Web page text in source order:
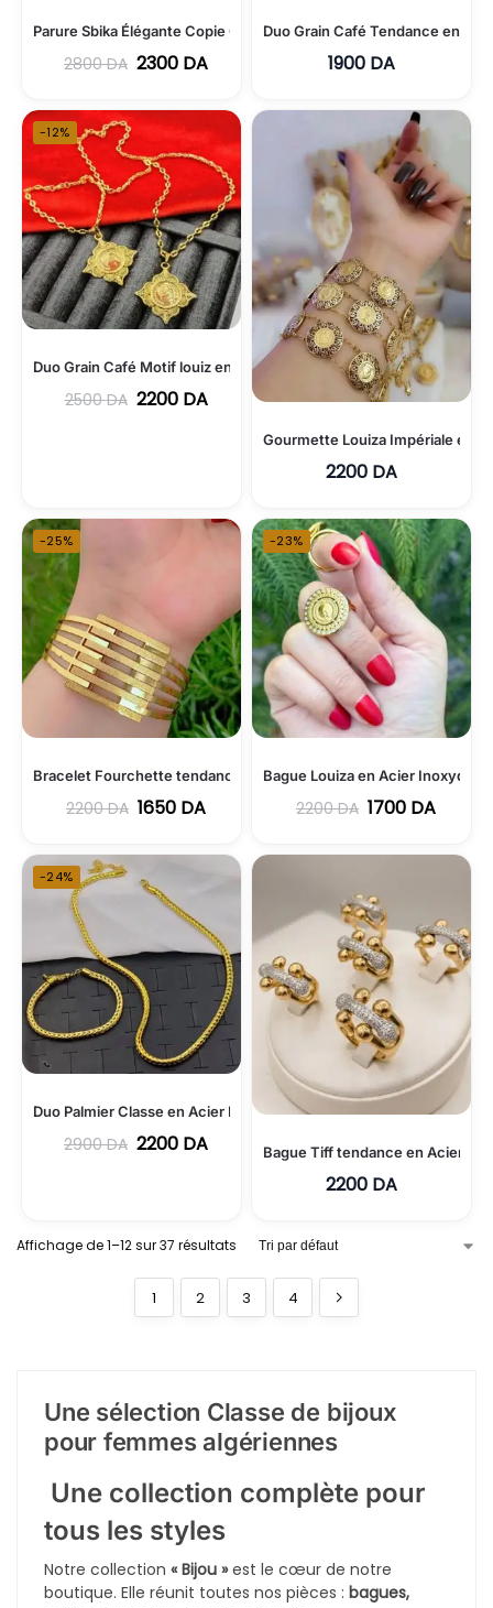
Parure Sbika Élégante Copie Or en Acier Inoxydable
2800DA 2300 DA
Duo Grain Café Tendance en
1900 DA
-12%
Duo Grain Café Motif louiz en Acier Inoxydable
2500DA 2200 DA
Gourmette Louiza Impériale en
2200 DA
-25%
Bracelet Fourchette tendance en Acier Inoxydable 316L
2200DA 1650 DA
-23%
Bague Louiza en Acier Inoxydable
2200DA 1700 DA
-24%
Duo Palmier Classe en Acier Inoxydable 316L
2900DA 2200 DA Bague Tiff tendance en Acier
2200 DA
-21%
Bracelet Mseyes 7 Pièces en Acier Inoxydable 316L
Collier Louiza Traditionnel en